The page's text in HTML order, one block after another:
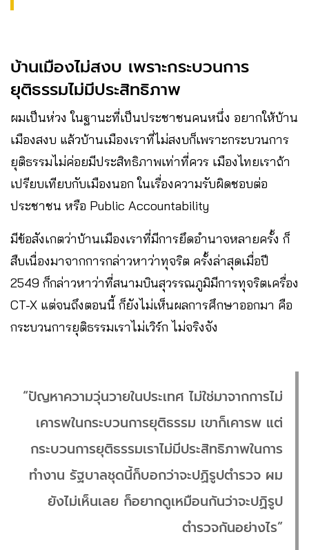
บ้านเมืองไม่สงบ เพราะกระบวนการ
ยุติธรรมไม่มีประสิทธิภาพ
ผมเป็นห่วง ในฐานะที่เป็นประชาชนคนหนึ่ง อยากให้บ้าน
เมืองสงบ แล้วบ้านเมืองเราที่ไม่สงบก็เพราะกระบวนการ
ยุติธรรมไม่ค่อยมีประสิทธิภาพเท่าที่ควร เมืองไทยเราถ้า
เปรียบเทียบกับเมืองนอก ในเรื่องความรับผิดชอบต่อ
ประชาชน หรือ Public Accountability
มีข้อสังเกตว่าบ้านเมืองเราที่มีการยึดอำนาจหลายครั้ง ก็
สืบเนื่องมาจากการกล่าวหาว่าทุจริต ครั้งล่าสุดเมื่อปี
2549 ก็กล่าวหาว่าที่สนามบินสุวรรณภูมิมีการทุจริตเครื่อง
CT-X แต่จนถึงตอนนี้ ก็ยังไม่เห็นผลการศึกษาออกมา คือ
กระบวนการยุติธรรมเราไม่เวิร์ก ไม่จริงจัง
“ปัญหาความวุ่นวายในประเทศ ไม่ใช่มาจากการไม่
เคารพในกระบวนการยุติธรรม เขาก็เคารพ แต่
กระบวนการยุติธรรมเราไม่มีประสิทธิภาพในการ
ทำงาน รัฐบาลชุดนี้ก็บอกว่าจะปฏิรูปตำรวจ ผม
ยังไม่เห็นเลย ก็อยากดูเหมือนกันว่าจะปฏิรูป
ตำรวจกันอย่างไร”